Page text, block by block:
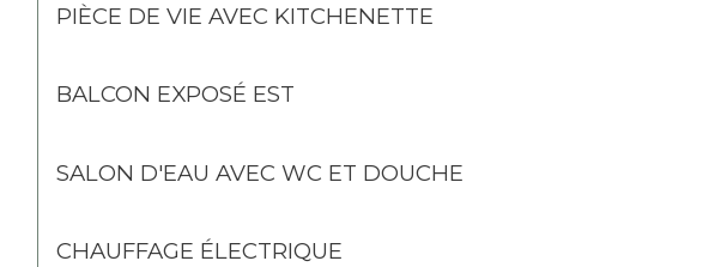
PIÈCE DE VIE AVEC KITCHENETTE
BALCON EXPOSÉ EST
SALON D'EAU AVEC WC ET DOUCHE
CHAUFFAGE ÉLECTRIQUE